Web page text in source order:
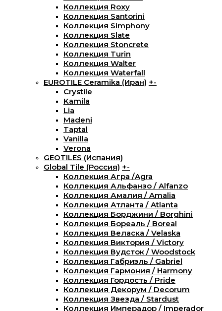
Коллекция Roxy
Коллекция Santorini
Коллекция Simphony
Коллекция Slate
Коллекция Stoncrete
Коллекция Turin
Коллекция Walter
Коллекция Waterfall
EUROTILE Ceramika (Иран) +-
Crystile
Kamila
Lia
Madeni
Taptal
Vanilla
Verona
GEOTILES (Испания)
Global Tile (Россия) +-
Коллекция Агра /Agra
Коллекция Альфанзо / Alfanzo
Коллекция Амалия / Amalia
Коллекция Атланта / Atlanta
Коллекция Борджини / Borghini
Коллекция Бореаль / Boreal
Коллекция Веласка / Velaska
Коллекция Виктория / Victory
Коллекция Вудсток / Woodstock
Коллекция Габриэль / Gabriel
Коллекция Гармония / Harmony
Коллекция Гордость / Pride
Коллекция Декорум / Decorum
Коллекция Звезда / Stardust
Коллекция Имперадор / Imperador